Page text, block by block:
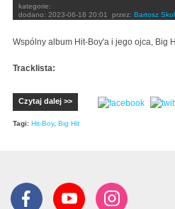
kategorie:
dodano: 2023-06-18 20:01 przez: Bartosz
Wspólny album Hit-Boy'a i jego ojca, Big
Tracklista:
Czytaj dalej >>
Tagi: Hit-Boy, Big Hit